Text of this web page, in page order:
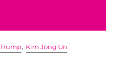
, Kim Jong Un